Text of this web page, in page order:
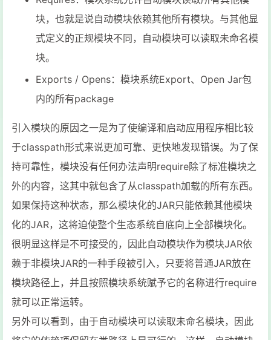
块，也就是说自动模块依赖其他所有模块。与其他显
式定义的正规模块不同，自动模块可以读取未命名模
块。
Exports / Opens：模块系统Export、Open Jar包
内的所有package
引入模块的原因之一是为了使编译和启动应用程序相比较
于classpath形式来说更加可靠、更快地发现错误。为了保
持可靠性，模块没有任何办法声明require除了标准模块之
外的内容，这其中就包含了从classpath加载的所有东西。
如果保持这种状态，那么模块化的JAR只能依赖其他模块
化的JAR，这将迫使整个生态系统自底向上全部模块化。
很明显这样是不可接受的，因此自动模块作为模块JAR依
赖于非模块JAR的一种手段被引入，只要将普通JAR放在
模块路径上，并且按照模块系统赋予它的名称进行require
就可以正常运转。
另外可以看到，由于自动模块可以读取未命名模块，因此